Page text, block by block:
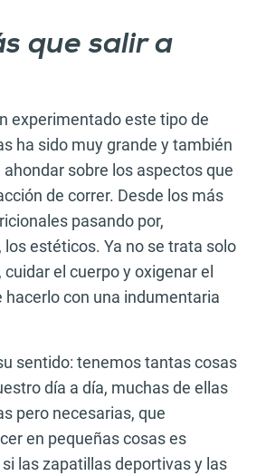
que salir a
experimentado este tipo de
ha sido muy grande y también
ahondar sobre los aspectos que
de correr. Desde los más
pasando por,
estéticos. Ya no se trata solo
el cuerpo y oxigenar el
hacerlo con una indumentaria
sentido: tenemos tantas cosas
día a día, muchas de ellas
pero necesarias, que
en pequeñas cosas es
las zapatillas deportivas y las